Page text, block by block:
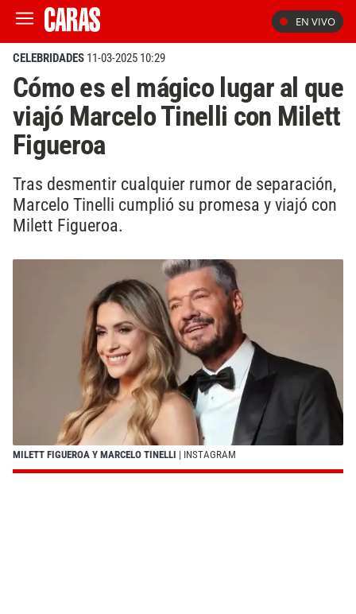
EN VIVO
CELEBRIDADES 11-03-2025 10:29
Cómo es el mágico lugar al que
viajó Marcelo Tinelli con Milett
Figueroa
Tras desmentir cualquier rumor de separación,
Marcelo Tinelli cumplió su promesa y viajó con
Milett Figueroa.
MILETT FIGUEROA Y MARCELO TINELLI | INSTAGRAM